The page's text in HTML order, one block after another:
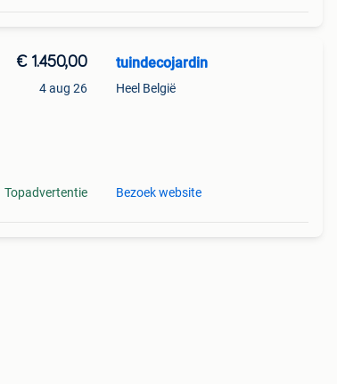
€ 1.450,00
4 aug 26
Topadvertentie
tuindecojardin
Heel België
Bezoek website